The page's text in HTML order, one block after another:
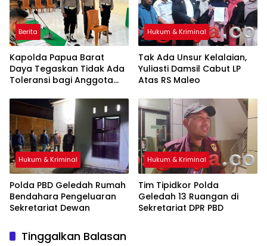
Berita
Kapolda Papua Barat
Daya Tegaskan Tidak Ada
Toleransi bagi Anggota
Hukum & Kriminal
Tak Ada Unsur Kelalaian,
Yuliasti Damsil Cabut LP
Atas RS Maleo
Hukum & Kriminal
Polda PBD Geledah Rumah
Bendahara Pengeluaran
Sekretariat Dewan
Hukum & Kriminal
Tim Tipidkor Polda
Geledah 13 Ruangan di
Sekretariat DPR PBD
Tinggalkan Balasan